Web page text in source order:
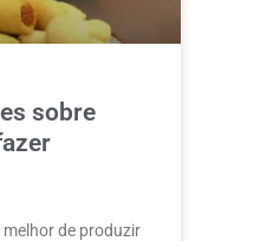
sobre
de produzir